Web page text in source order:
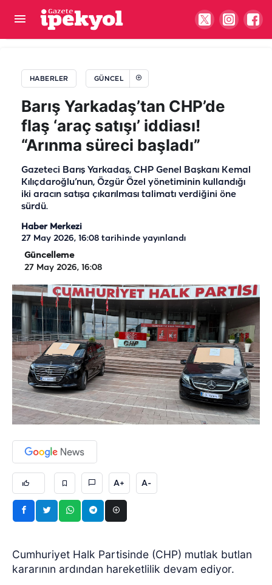
HABERLER GÜNCEL
Barış Yarkadaş’tan CHP’de
flaş ‘araç satışı’ iddiası!
“Arınma süreci başladı”
Gazeteci Barış Yarkadaş, CHP Genel Başkanı Kemal
Kılıçdaroğlu’nun, Özgür Özel yönetiminin kullandığı
iki aracın satışa çıkarılması talimatı verdiğini öne
sürdü.
Haber Merkezi
27 May 2026, 16:08 tarihinde yayınlandı
Güncelleme
27 May 2026, 16:08
A+ A-
Cumhuriyet Halk Partisinde (CHP) mutlak butlan
kararının ardından hareketlilik devam ediyor.
Şanlıurfa’da akaryakıtta fiyat freni! Güncel